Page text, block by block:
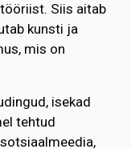
Siis aitab
kunsti ja
mis on
isekad
tehtud